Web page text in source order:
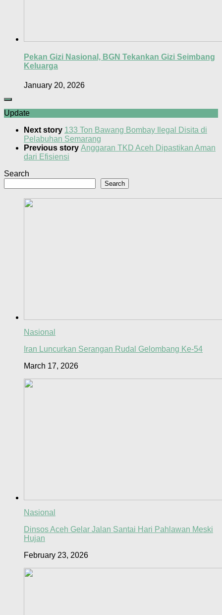
Pekan Gizi Nasional, BGN Tekankan Gizi Seimbang
Keluarga
January 20, 2026
Update
Next story 133 Ton Bawang Bombay Ilegal Disita di
Pelabuhan Semarang
Previous story Anggaran TKD Aceh Dipastikan Aman
dari Efisiensi
Search
Search
Nasional
Iran Luncurkan Serangan Rudal Gelombang Ke-54
March 17, 2026
Nasional
Dinsos Aceh Gelar Jalan Santai Hari Pahlawan Meski
Hujan
February 23, 2026